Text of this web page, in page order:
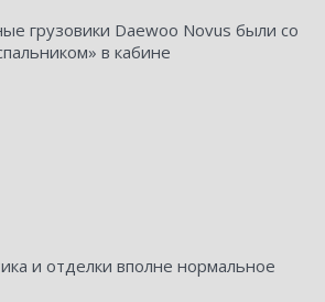
грузовики Daewoo Novus были со
в кабине
и отделки вполне нормальное